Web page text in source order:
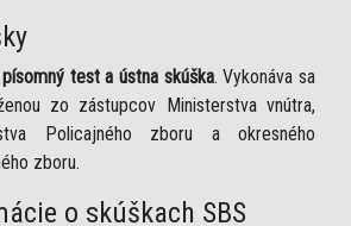
písomný test a ústna skúška. Vykonáva sa
zo zástupcov Ministerstva vnútra,
Policajného zboru a okresného
zboru.
o skúškach SBS